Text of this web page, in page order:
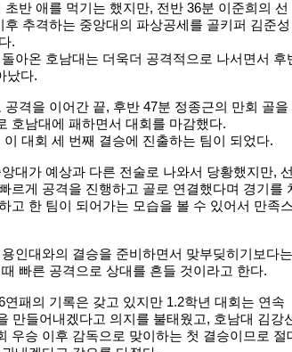
반 애를 먹기는 했지만, 전반 36분 이준희의 선
추격하는 중앙대의 파상공세를 골키퍼 김준성
.
아온 호남대는 더욱더 공격적으로 나서면서 후
났다.
격을 이어간 끝, 후반 47분 정종근의 만회 골을
호남대에 패하면서 대회를 마감했다.
대회 세 번째 결승에 진출하는 팀이 되었다.
대가 예상과 다른 전술로 나와서 당황했지만, 선
르게 공격을 진행하고 골로 연결했다며 경기를
고 한 팀이 되어가는 모습을 볼 수 있어서 만족스
인대와의 결승을 준비하면서 맞부딪히기보다는
빠른 공격으로 상대를 흔들 것이라고 한다.
패의 기록은 갖고 있지만 1.2학년 대회는 연속
만들어내겠다고 의지를 불태웠고, 호남대 김강
우승 이후 감독으로 맞이하는 첫 결승이므로 절